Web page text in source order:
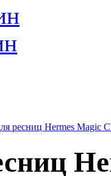
ресниц Hermes Magic